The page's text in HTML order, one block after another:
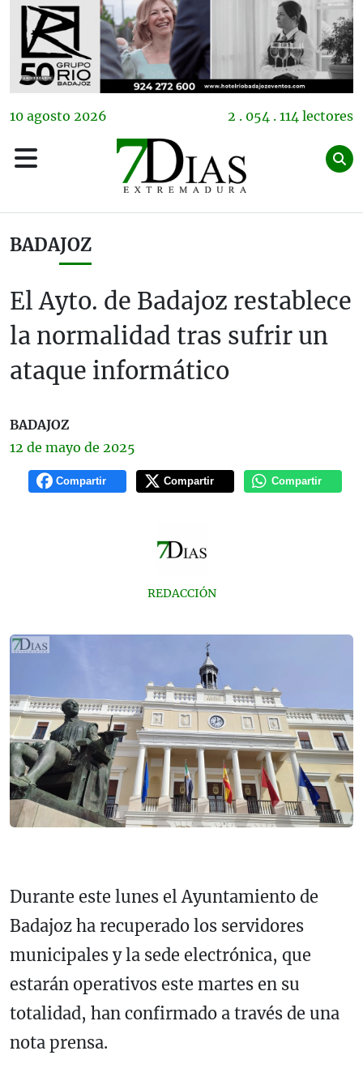
10 agosto 2026 2 . 054 . 114 lectores
BADAJOZ
El Ayto. de Badajoz restablece
la normalidad tras sufrir un
ataque informático
BADAJOZ
12 de mayo de 2025
Compartir Compartir Compartir
REDACCIÓN
Durante este lunes el Ayuntamiento de
Badajoz ha recuperado los servidores
municipales y la sede electrónica, que
estarán operativos este martes en su
totalidad, han confirmado a través de una
nota prensa.